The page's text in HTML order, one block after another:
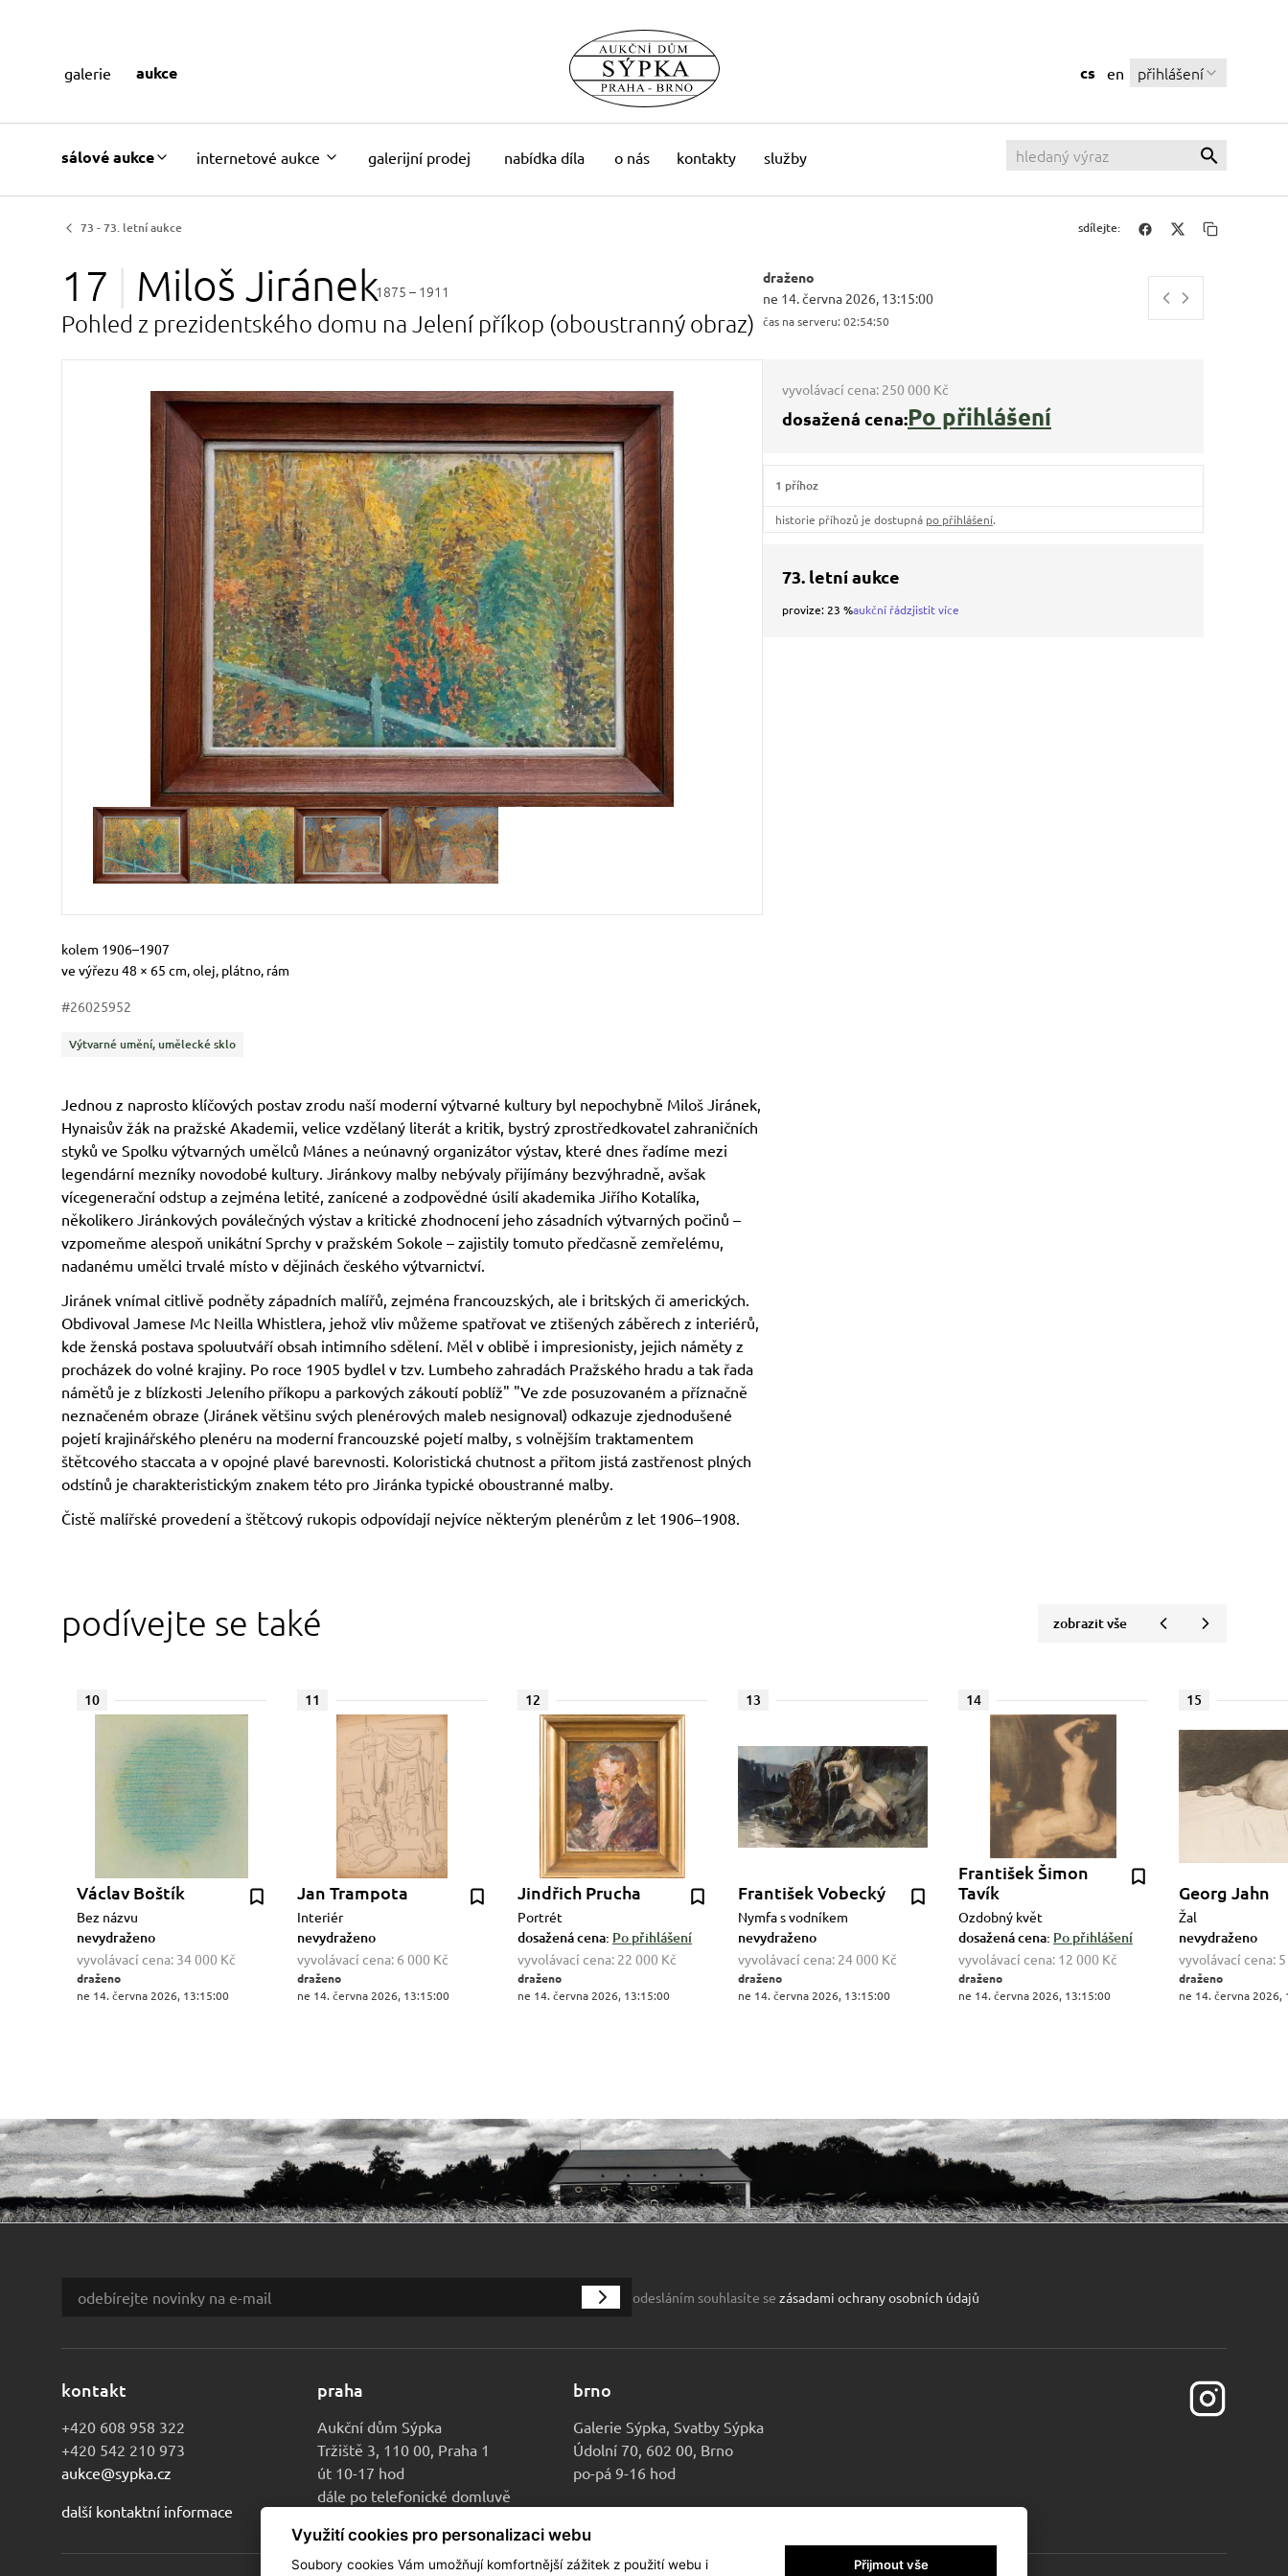
sálové aukce internetové aukce galerijní prodej nabídka díla o nás kontakty služby
cs en přihlášení
galerie aukce
73 - 73. letní aukce sdílejte:
17 Miloš Jiránek1875 – 1911
Pohled z prezidentského domu na Jelení příkop (oboustranný obraz)
draženo
ne 14. června 2026, 13:15:00
čas na serveru: 02:54:51
Popisek období vzniku slovy
kolem 1906–1907
Rozměry
Stručný popis předmětu
ve výřezu 48 × 65 cm, olej, plátno, rám
#26025952
Kategorie
Výtvarné umění, umělecké sklo
Jednou z naprosto klíčových postav zrodu naší moderní výtvarné kultury byl nepochybně Miloš Jiránek,
Hynaisův žák na pražské Akademii, velice vzdělaný literát a kritik, bystrý zprostředkovatel zahraničních
styků ve Spolku výtvarných umělců Mánes a neúnavný organizátor výstav, které dnes řadíme mezi
legendární mezníky novodobé kultury. Jiránkovy malby nebývaly přijímány bezvýhradně, avšak
vícegenerační odstup a zejména letité, zanícené a zodpovědné úsilí akademika Jiřího Kotalíka,
několikero Jiránkových poválečných výstav a kritické zhodnocení jeho zásadních výtvarných počinů –
vzpomeňme alespoň unikátní Sprchy v pražském Sokole – zajistily tomuto předčasně zemřelému,
nadanému umělci trvalé místo v dějinách českého výtvarnictví.
Jiránek vnímal citlivě podněty západních malířů, zejména francouzských, ale i britských či amerických.
Obdivoval Jamese Mc Neilla Whistlera, jehož vliv můžeme spatřovat ve ztišených záběrech z interiérů,
kde ženská postava spoluutváří obsah intimního sdělení. Měl v oblibě i impresionisty, jejich náměty z
procházek do volné krajiny. Po roce 1905 bydlel v tzv. Lumbeho zahradách Pražského hradu a tak řada
námětů je z blízkosti Jeleního příkopu a parkových zákoutí poblíž" "Ve zde posuzovaném a příznačně
neznačeném obraze (Jiránek většinu svých plenérových maleb nesignoval) odkazuje zjednodušené
pojetí krajinářského plenéru na moderní francouzské pojetí malby, s volnějším traktamentem
štětcového staccata a v opojné plavé barevnosti. Koloristická chutnost a přitom jistá zastřenost plných
odstínů je charakteristickým znakem této pro Jiránka typické oboustranné malby.
Čistě malířské provedení a štětcový rukopis odpovídají nejvíce některým plenérům z let 1906–1908.
vyvolávací cena: 250 000 Kč
dosažená cena:Po přihlášení
1 příhoz
historie příhozů je dostupná po přihlášení.
73. letní aukce
provize: 23 %aukční řádzjistit více
podívejte se také zobrazit vše
10
Václav Boštík
Bez názvu
nevydraženo
vyvolávací cena: 34 000 Kč
draženo
ne 14. června 2026, 13:15:00
11
Jan Trampota
Interiér
nevydraženo
vyvolávací cena: 6 000 Kč
draženo
ne 14. června 2026, 13:15:00
12
Jindřich Prucha
Portrét
dosažená cena: Po přihlášení
vyvolávací cena: 22 000 Kč
draženo
ne 14. června 2026, 13:15:00
13
František Vobecký
Nymfa s vodníkem
nevydraženo
vyvolávací cena: 24 000 Kč
draženo
ne 14. června 2026, 13:15:00
14
František Šimon
Tavík
Ozdobný květ
dosažená cena: Po přihlášení
vyvolávací cena: 12 000 Kč
draženo
ne 14. června 2026, 13:15:00
15
Georg Jahn
Žal
nevydraženo
vyvolávací cena:
draženo
ne 14. června 2026,
odesláním souhlasíte se zásadami ochrany osobních údajů
kontakt
+420 608 958 322
+420 542 210 973
aukce@sypka.cz
další kontaktní informace
praha
Aukční dům Sýpka
Tržiště 3, 110 00, Praha 1
út 10-17 hod
dále po telefonické domluvě
brno
Galerie Sýpka, Svatby Sýpka
Údolní 70, 602 00, Brno
po-pá 9-16 hod
Využití cookies pro personalizaci webu
Soubory cookies Vám umožňují komfortnější zážitek z použití webu i Přijmout vše